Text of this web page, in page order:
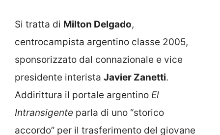
Si tratta di Milton Delgado,
centrocampista argentino classe 2005,
sponsorizzato dal connazionale e vice
presidente interista Javier Zanetti.
Addirittura il portale argentino El
Intransigente parla di uno “storico
accordo” per il trasferimento del giovane